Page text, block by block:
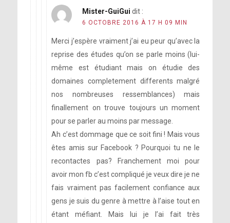
Mister-GuiGui dit :
6 OCTOBRE 2016 À 17 H 09 MIN
Merci j’espère vraiment j’ai eu peur qu’avec la
reprise des études qu’on se parle moins (lui-
même est étudiant mais on étudie des
domaines completement differents malgré
nos nombreuses ressemblances) mais
finallement on trouve toujours un moment
pour se parler au moins par message.
Ah c’est dommage que ce soit fini ! Mais vous
êtes amis sur Facebook ? Pourquoi tu ne le
recontactes pas? Franchement moi pour
avoir mon fb c’est compliqué je veux dire je ne
fais vraiment pas facilement confiance aux
gens je suis du genre à mettre à l’aise tout en
étant méfiant. Mais lui je l’ai fait très